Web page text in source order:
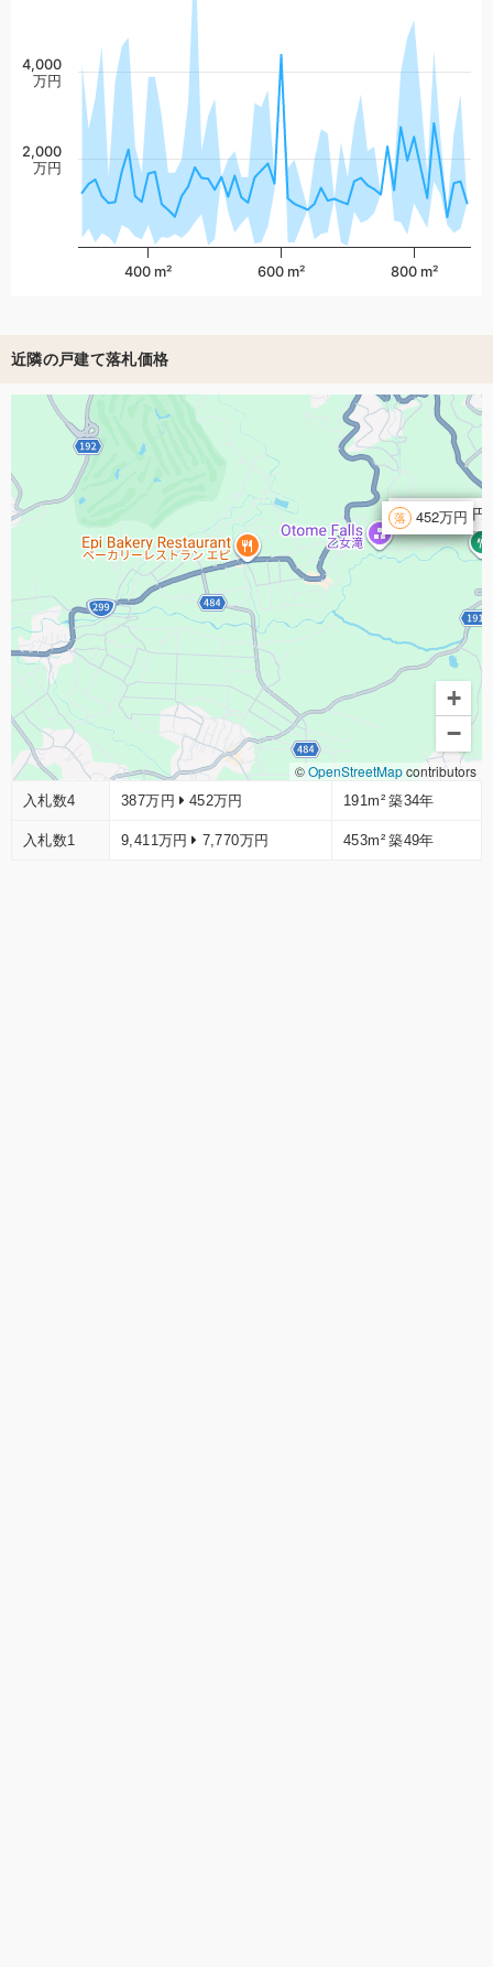
400 m² 600 m² 800 m²
2,000
万円
4,000
万円
近隣の戸建て落札価格
7,770万円
452万円
+
−
©OpenStreetMapcontributors
入札数4 387万円 452万円 191m² 築34年
入札数1 9,411万円 7,770万円 453m² 築49年